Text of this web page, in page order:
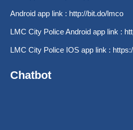
Android app link : http://bit.do/lmco
LMC City Police Android app link :
LMC City Police IOS app link :
Chatbot